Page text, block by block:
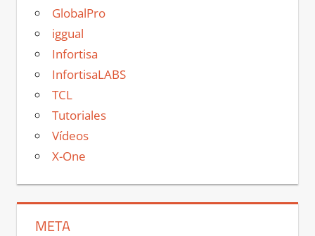
GlobalPro
iggual
Infortisa
InfortisaLABS
TCL
Tutoriales
Vídeos
X-One
META